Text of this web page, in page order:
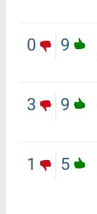
9
0
9
3
5
1